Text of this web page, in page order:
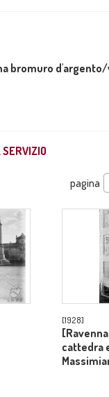
bromuro
SERVIZIO
pagina
[1928]
cattedra